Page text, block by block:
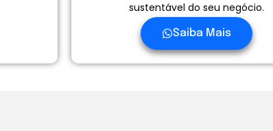
sustentável do seu negócio.
Saiba Mais